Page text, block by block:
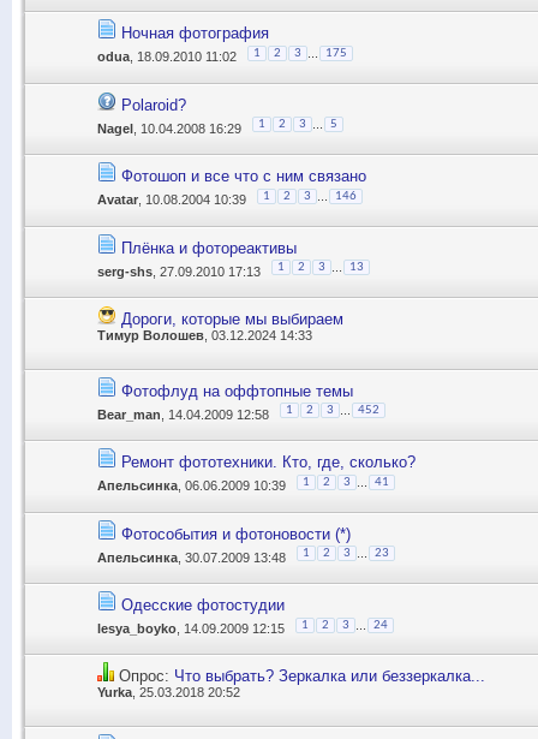
Ночная фотография
odua , 18.09.2010 11:02 1 2 3 175
Polaroid?
Nagel , 10.04.2008 16:29 1 2 3 ... 5
Фотошоп и все что с ним связано
Avatar , 10.08.2004 10:39 1 2 3 146
Плёнка и фотореактивы
serg-shs , 27.09.2010 17:13 1 2 3 13
Дороги, которые мы выбираем
Тимур Волошев , 03.12.2024 14:33
Фотофлуд на оффтопные темы
Bear_man , 14.04.2009 12:58 1 2 3 452
Ремонт фототехники. Кто, где, сколько?
Апельсинка , 06.06.2009 10:39 1 2 3 41
Фотособытия и фотоновости (*)
Апельсинка , 30.07.2009 13:48 1 2 3 23
Одесские фотостудии
lesya_boyko , 14.09.2009 12:15 1 2 3 24
Опрос: Что выбрать? Зеркалка или беззеркалка...
Yurka, 25.03.2018 20:52